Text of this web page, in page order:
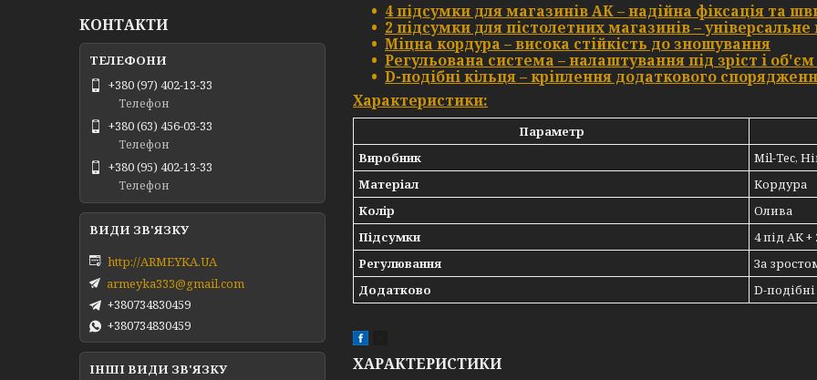
4 підсумки для магазинів АК– надійна фіксація та
2 підсумки для пістолетних магазинів–
Міцна кордура – висока стійкість до зношування
Регульована система – налаштування під зріст і
D-подібні кільця– кріплення додаткового
Характеристики:
Параметр
Виробник
Mil-Tec,
Матеріал
Кордура
Колір
Олива
Підсумки
4 під АК +
Регулювання
За
Додатково
D-
ХАРАКТЕРИСТИКИ
КОНТАКТИ
+380 (97) 402-13-33
Телефон
+380 (63) 456-03-33
Телефон
+380 (95) 402-13-33
Телефон
http://ARMEYKA.UA
armeyka333@gmail.com
+380734830459
+380734830459
ІНШІ ВИДИ ЗВ'ЯЗКУ